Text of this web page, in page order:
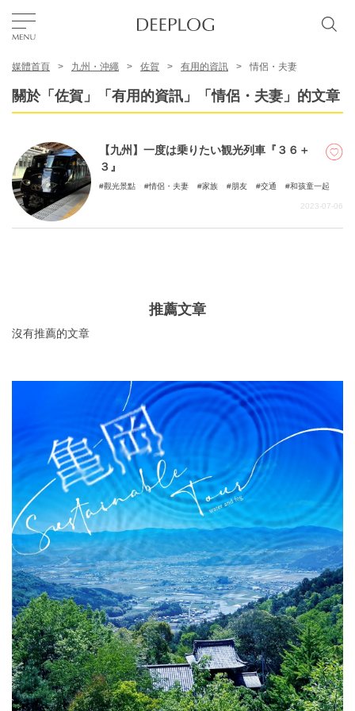
區域
特色主題
隐私政策
聯系我們
網站營運企業
招募旅遊作家
媒體首頁 九州・沖繩 佐賀 有用的資訊 情侶・夫妻
關於「佐賀」「有用的資訊」「情侶・夫妻」的文章
【九州】一度は乗りたい観光列車『３６＋
３』
觀光景點 情侶・夫妻 家族 朋友 交通 和孩童一起
2023-07-06
推薦文章
沒有推薦的文章